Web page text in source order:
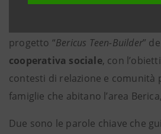
Sanpaolo, in collaborazione con
progetto “Bericus Teen-Builder” de
cooperativa sociale, con
contesti di relazione e comunità
famiglie che abitano l’area
Due sono le parole chiave che